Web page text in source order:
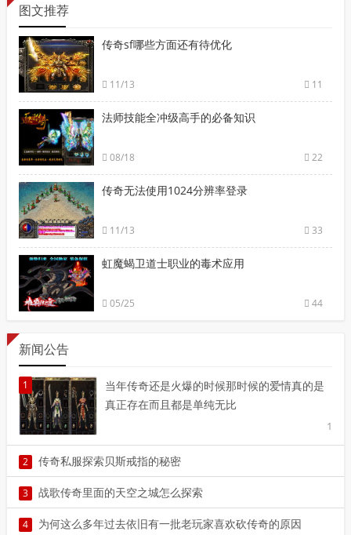
图文推荐
传奇sf哪些方面还有待优化
11/13 11
法师技能全冲级高手的必备知识
08/18 22
传奇无法使用1024分辨率登录
11/13 33
虹魔蝎卫道士职业的毒术应用
05/25 44
新闻公告
1
当年传奇还是火爆的时候那时候的爱情真的是
真正存在而且都是单纯无比
1
2 传奇私服探索贝斯戒指的秘密
3 战歌传奇里面的天空之城怎么探索
4 为何这么多年过去依旧有一批老玩家喜欢砍传奇的原因